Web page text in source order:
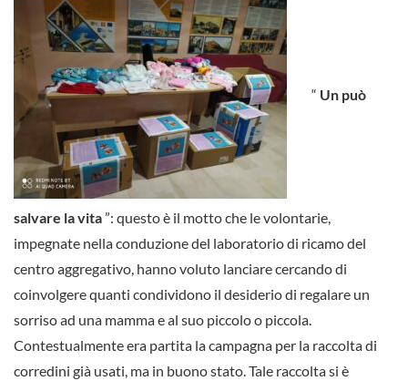
“ Un può
salvare la vita”: questo è il motto che le volontarie,
impegnate nella conduzione del laboratorio di ricamo del
centro aggregativo, hanno voluto lanciare cercando di
coinvolgere quanti condividono il desiderio di regalare un
sorriso ad una mamma e al suo piccolo o piccola.
Contestualmente era partita la campagna per la raccolta di
corredini già usati, ma in buono stato.Tale raccolta si è